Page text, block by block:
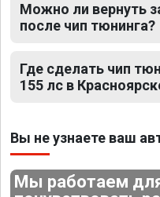
Можно ли вернуть
после чип тюнинга?
Где сделать чип
155 лс в
Вы не узнаете ваш
Мы работаем